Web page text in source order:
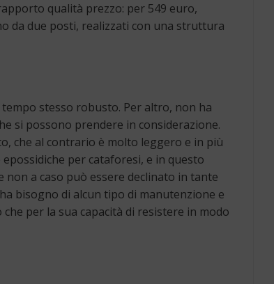
qualità prezzo: per 549 euro,
da due posti, realizzati con una struttura
stesso robusto. Per altro, non ha
si possono prendere in considerazione.
che al contrario è molto leggero e in più
per cataforesi, e in questo
a caso può essere declinato in tante
bisogno di alcun tipo di manutenzione e
per la sua capacità di resistere in modo